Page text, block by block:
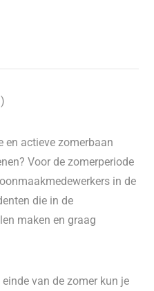
en actieve zomerbaan
Voor de zomerperiode
in de
die in de
maken en graag
van de zomer kun je